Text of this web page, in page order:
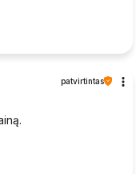
patvirtintas